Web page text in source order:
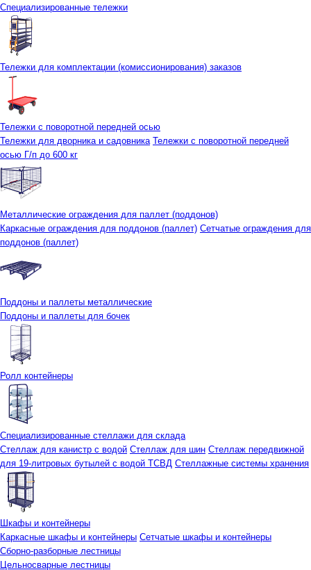
Специализированные тележки
Тележки для комплектации (комиссионирования) заказов
Тележки с поворотной передней осью
Тележки для дворника и садовника Тележки с поворотной передней
осью Г/п до 600 кг
Металлические ограждения для паллет (поддонов)
Каркасные ограждения для поддонов (паллет) Сетчатые ограждения для
поддонов (паллет)
Поддоны и паллеты металлические
Поддоны и паллеты для бочек
Ролл контейнеры
Специализированные стеллажи для склада
Стеллаж для канистр с водой Стеллаж для шин Стеллаж передвижной
для 19-литровых бутылей с водой ТСВД Стеллажные системы хранения
Шкафы и контейнеры
Каркасные шкафы и контейнеры Сетчатые шкафы и контейнеры
Сборно-разборные лестницы
Цельносварные лестницы